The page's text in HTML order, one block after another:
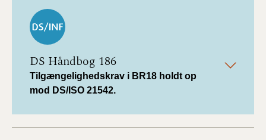
DS Håndbog 186
Tilgængelighedskrav i BR18 holdt op
mod DS/ISO 21542.